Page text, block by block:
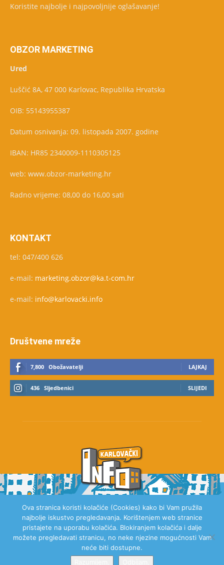
Koristite najbolje i najpovoljnije oglašavanje!
OBZOR MARKETING
Ured
Luščić 8A, 47 000 Karlovac, Republika Hrvatska
OIB: 55143955387
Datum osnivanja: 09. listopada 2007. godine
IBAN: HR85 2340009-1110305125
web: www.obzor-marketing.hr
Radno vrijeme: 08,00 do 16,00 sati
KONTAKT
tel: 047/400 626
e-mail: marketing.obzor@ka.t-com.hr
e-mail: info@karlovacki.info
Društvene mreže
7,800 Obožavatelji LAJKAJ
436 Sljedbenici SLIJEDI
O NAMA
Ova stranica koristi kolačiće (Cookies) kako bi Vam pružila
najbolje iskustvo pregledavanja. Korištenjem web stranice
pristajete na uporabu kolačića. Blokiranjem kolačića i dalje
možete pregledavati stranicu, no neke njezine mogućnosti Vam
neće biti dostupne.